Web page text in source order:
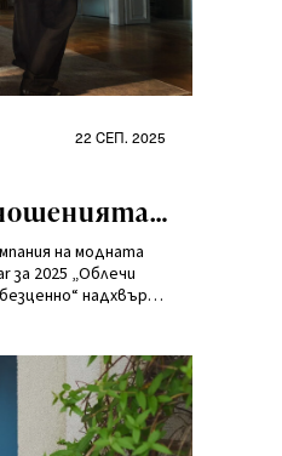
22 СЕП. 2025
на
на модната
за 2025 „Облечи
надхвърля
–
преплетени